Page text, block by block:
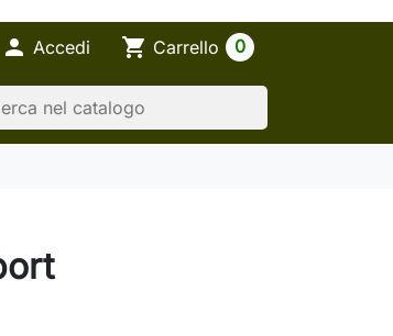
 Accedi shopping_cart Carrello 0